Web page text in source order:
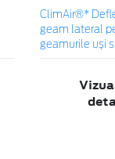
ClimAir®*
geam lateral
geamurile uși